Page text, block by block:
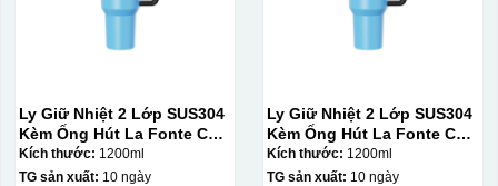
Ly Giữ Nhiệt 2 Lớp SUS304
Kèm Ống Hút La Fonte Có
Tay Cầm 1200ml
Kích thước: 1200ml
TG sản xuất: 10 ngày
Ly Giữ Nhiệt 2 Lớp SUS304
Kèm Ống Hút La Fonte Có
Tay Cầm 1200ml
Kích thước: 1200ml
TG sản xuất: 10 ngày